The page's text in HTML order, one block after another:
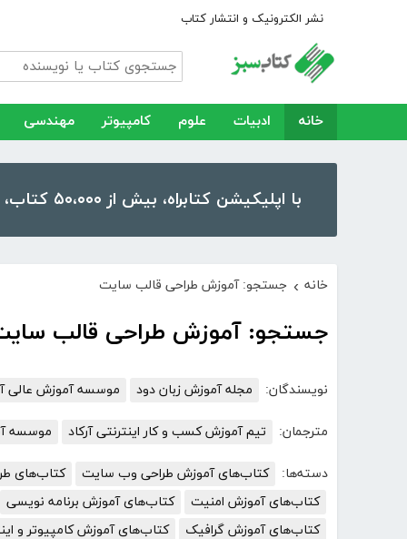
نشر الکترونیک و انتشار کتاب
خانه ادبیات علوم کامپیوتر مهندسی
با اپلیکیشن کتابراه، بیش از ۵۰،۰۰۰ کتاب، کتاب صوتی و رمان را در موبایل و تبلت خود داشته باشید!
خانه › جستجو: آموزش طراحی قالب سایت
جستجو: آموزش طراحی قالب
نویسندگان: مجله آموزش زبان دود موسسه آموزش عالی
مترجمان: تیم آموزش کسب و کار اینترنتی آرکاد موسسه
دسته‌ها: کتاب‌های آموزش طراحی وب سایت کتاب‌های
کتاب‌های آموزش امنیت
کتاب‌های آموزش برنامه نویسی
کتاب‌های آموزش گرافیک
کتاب‌های آموزش کامپیوتر و